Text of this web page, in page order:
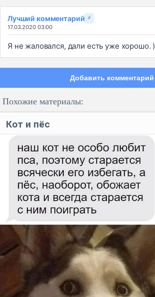
Лучший комментарий ⚡
17.03.2020 03:00
Я не жаловался, дали есть уже хорошо.
Добавить комментарий
Похожие материалы:
Кот и пёс